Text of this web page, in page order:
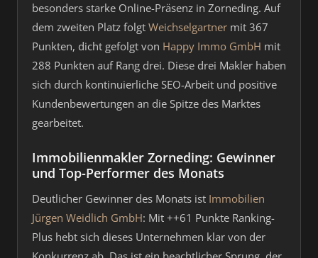
besonders starke Online-Präsenz in Zorneding. Auf
dem zweiten Platz folgt Weichselgartner mit 367
Punkten, dicht gefolgt von Happy Immo GmbH mit
288 Punkten auf Rang drei. Diese drei Makler haben
sich durch kontinuierliche SEO-Arbeit und positive
Kundenbewertungen an die Spitze des Marktes
gearbeitet.
Immobilienmakler Zorneding: Gewinner
und Top-Performer des Monats
Deutlicher Gewinner des Monats ist Immobilien
Jürgen Weidlich GmbH: Mit ++61 Punkte Ranking-
Plus hebt sich dieses Unternehmen klar von der